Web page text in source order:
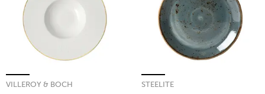
VILLEROY & BOCH STEELITE